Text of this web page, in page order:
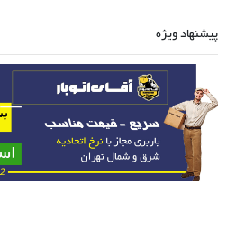
پیشنهاد ویژه